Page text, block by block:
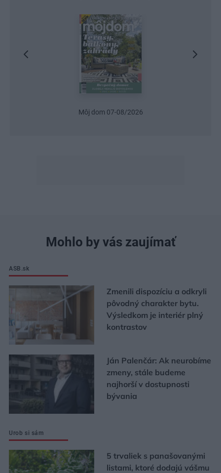
Urob si sám 6/2026
Mohlo by vás zaujímať
ASB.sk
Zmenili dispozíciu a odkryli
pôvodný charakter bytu.
Výsledkom je interiér plný
kontrastov
Ján Palenčár: Ak neurobíme
zmeny, stále budeme
najhorší v dostupnosti
bývania
Urob si sám
5 trvaliek s panašovanými
listami, ktoré dodajú vášmu